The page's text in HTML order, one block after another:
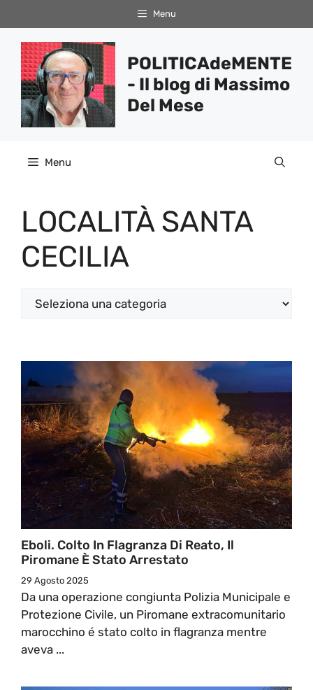
al
contenuto
Menu
POLITICAdeMENTE
- Il blog di Massimo
Del Mese
Menu
LOCALITÀ SANTA
CECILIA
Categorie
Eboli. Colto In Flagranza Di Reato, Il
Piromane È Stato Arrestato
29 Agosto 2025
Da una operazione congiunta Polizia Municipale e
Protezione Civile, un Piromane extracomunitario
marocchino é stato colto in flagranza mentre
aveva ...